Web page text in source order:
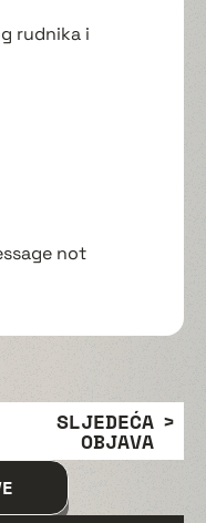
rudnika i
not
SLJEDEĆA
OBJAVA